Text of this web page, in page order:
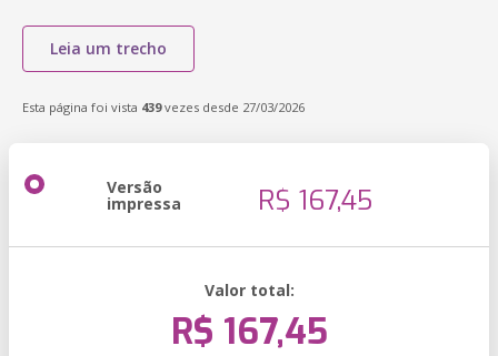
Leia um trecho
Esta página foi vista 439vezes desde 27/03/2026
Versão
impressa R$ 167,45
Valor total:
R$ 167,45